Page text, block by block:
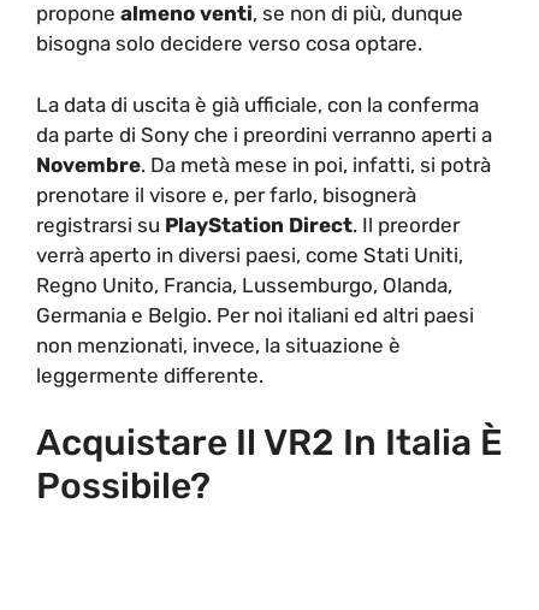
propone almeno venti, se non di più, dunque
bisogna solo decidere verso cosa optare.
La data di uscita è già ufficiale, con la conferma
da parte di Sony che i preordini verranno aperti a
Novembre. Da metà mese in poi, infatti, si potrà
prenotare il visore e, per farlo, bisognerà
registrarsi su PlayStation Direct. Il preorder
verrà aperto in diversi paesi, come Stati Uniti,
Regno Unito, Francia, Lussemburgo, Olanda,
Germania e Belgio. Per noi italiani ed altri paesi
non menzionati, invece, la situazione è
leggermente differente.
Acquistare Il VR2 In Italia È
Possibile?